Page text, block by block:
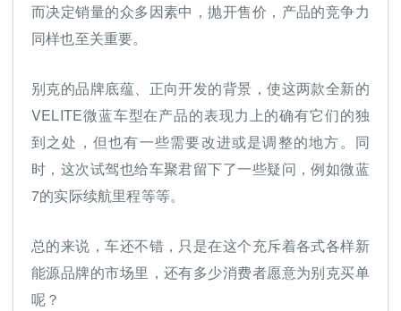
而决定销量的众多因素中，抛开售价，产品的竞争力
同样也至关重要。
别克的品牌底蕴、正向开发的背景，使这两款全新的
VELITE微蓝车型在产品的表现力上的确有它们的独
到之处，但也有一些需要改进或是调整的地方。同
时，这次试驾也给车聚君留下了一些疑问，例如微蓝
7的实际续航里程等等。
总的来说，车还不错，只是在这个充斥着各式各样新
能源品牌的市场里，还有多少消费者愿意为别克买单
呢？